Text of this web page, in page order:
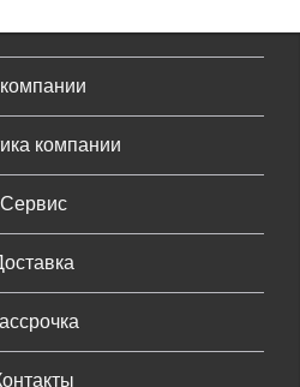
компании
Сервис